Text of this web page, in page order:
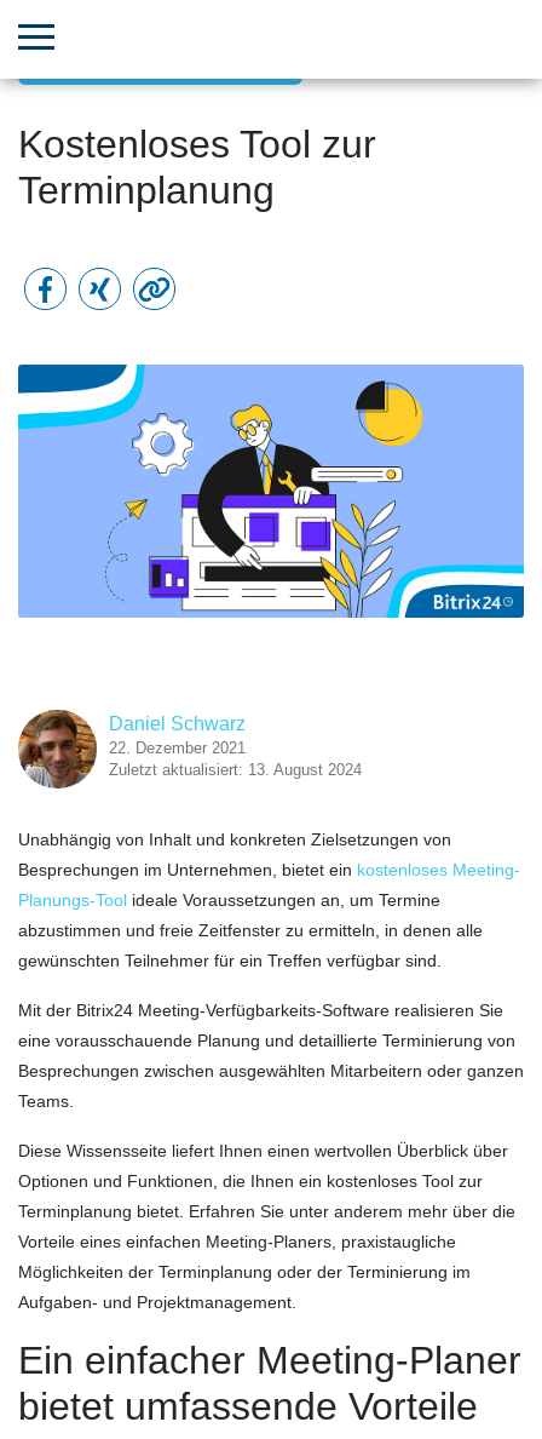
Kostenloses Tool zur
Terminplanung
Daniel Schwarz
22. Dezember 2021
Zuletzt aktualisiert: 13. August 2024
Unabhängig von Inhalt und konkreten Zielsetzungen von
Besprechungen im Unternehmen, bietet ein kostenloses Meeting-
Planungs-Tool ideale Voraussetzungen an, um Termine
abzustimmen und freie Zeitfenster zu ermitteln, in denen alle
gewünschten Teilnehmer für ein Treffen verfügbar sind.
Mit der Bitrix24 Meeting-Verfügbarkeits-Software realisieren Sie
eine vorausschauende Planung und detaillierte Terminierung von
Besprechungen zwischen ausgewählten Mitarbeitern oder ganzen
Teams.
Diese Wissensseite liefert Ihnen einen wertvollen Überblick über
Optionen und Funktionen, die Ihnen ein kostenloses Tool zur
Terminplanung bietet. Erfahren Sie unter anderem mehr über die
Vorteile eines einfachen Meeting-Planers, praxistaugliche
Möglichkeiten der Terminplanung oder der Terminierung im
Aufgaben- und Projektmanagement.
Ein einfacher Meeting-Planer
bietet umfassende Vorteile